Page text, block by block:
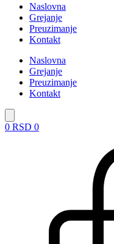
Naslovna
Grejanje
Preuzimanje
Kontakt
Naslovna
Grejanje
Preuzimanje
Kontakt
0 RSD 0